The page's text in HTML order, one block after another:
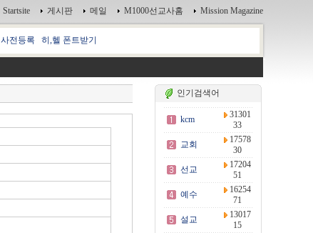
Startsite 게시판 메일 M1000선교사홈 Mission Magazine
사전등록 히,헬 폰트받기
인기검색어
kcm
31301
33
교회
17578
30
선교
17204
51
예수
16254
71
설교
13017
15